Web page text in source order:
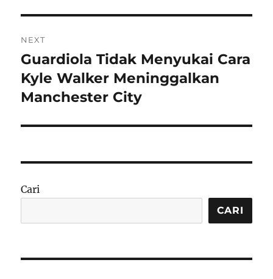
NEXT
Next
post:
Guardiola Tidak Menyukai Cara
Kyle Walker Meninggalkan
Manchester City
Cari
CARI